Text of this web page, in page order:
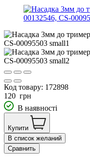
Код товару: 172898
120 грн
В наявності
Купити
В список желаний
Сравнить